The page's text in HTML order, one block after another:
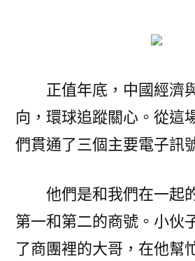
正值年底，中國經濟
向，環球追蹤關心。從這
們貫通了三個主要電子訊
他們是和我們在一起
第一和第二的商號。小伙
了商團裡的大哥，在他幫